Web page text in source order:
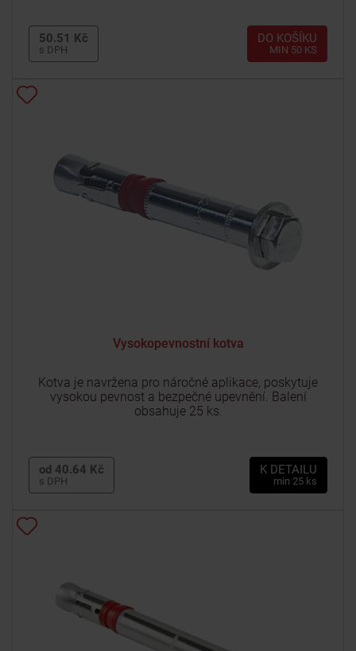
50.51 Kč
s DPH
DO KOŠÍKU
MIN 50 KS
Vysokopevnostní kotva
Kotva je navržena pro náročné aplikace, poskytuje
vysokou pevnost a bezpečné upevnění. Balení
obsahuje 25 ks.
od 40.64 Kč
s DPH
K DETAILU
min 25 ks